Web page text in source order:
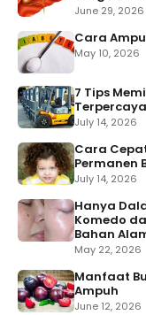
June 29, 2026
Cara
May 10, 2026
7 Tips
July 14, 2026
Cara
Permanen
July 14, 2026
Hanya
Komedo
Bahan
May 22, 2026
Manfaat
Ampuh
June 12, 2026